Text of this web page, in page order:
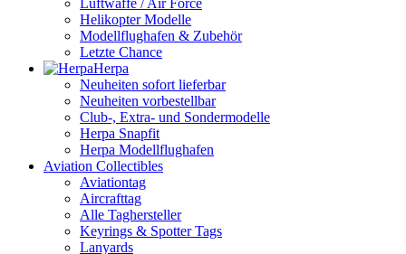
Luftwaffe / Air Force
Helikopter Modelle
Modellflughafen & Zubehör
Letzte Chance
Herpa
Neuheiten sofort lieferbar
Neuheiten vorbestellbar
Club-, Extra- und Sondermodelle
Herpa Snapfit
Herpa Modellflughafen
Aviation Collectibles
Aviationtag
Aircrafttag
Alle Taghersteller
Keyrings & Spotter Tags
Lanyards